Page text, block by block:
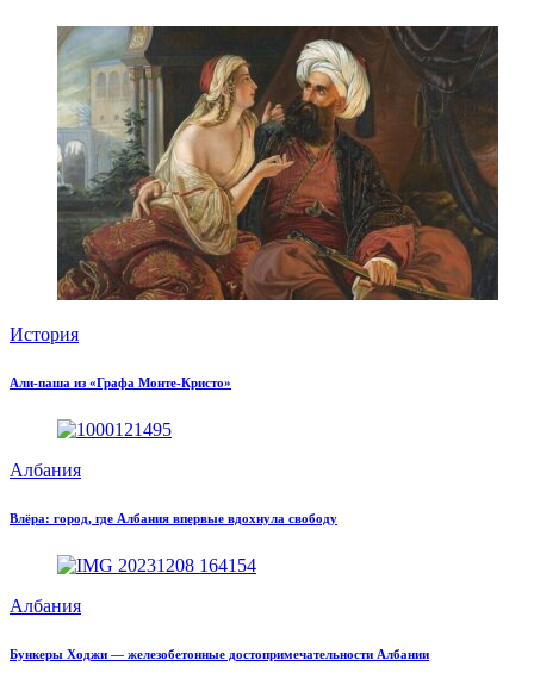
История
Али-паша из «Графа Монте-Кристо»
Албания
Влёра: город, где Албания впервые вдохнула свободу
Албания
Бункеры Ходжи — железобетонные достопримечательности Албании